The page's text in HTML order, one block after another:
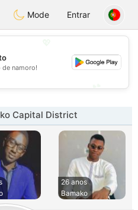
Dating
Mode Entrar
namoro!
Capital District
26 anos
Bamako